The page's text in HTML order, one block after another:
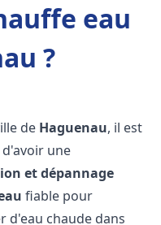
eau
?
de Haguenau, il est
une
et dépannage
fiable pour
d'eau chaude dans